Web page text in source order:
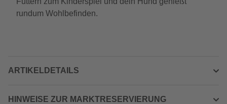
rundum Wohlbefinden.
ARTIKELDETAILS
HINWEISE ZUR MARKTRESERVIERUNG